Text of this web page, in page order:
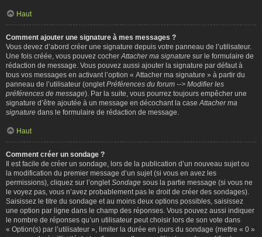
Haut
Comment ajouter une signature à mes messages ?
Vous devez d’abord créer une signature depuis votre panneau de l’utilisateur.
Une fois créée, vous pouvez cocher Attacher ma signature sur le formulaire de
rédaction de message. Vous pouvez aussi ajouter la signature par défaut à
tous vos messages en activant l’option « Attacher ma signature » à partir du
panneau de l’utilisateur (onglet Préférences du forum --> Modifier les
préférences de message). Par la suite, vous pourrez toujours empêcher une
signature d’être ajoutée à un message en décochant la case Attacher ma
signature dans le formulaire de rédaction de message.
Haut
Comment créer un sondage ?
Il est facile de créer un sondage, lors de la publication d’un nouveau sujet ou
la modification du premier message d’un sujet (si vous en avez les
permissions), cliquez sur l’onglet Sondage sous la partie message (si vous ne
le voyez pas, vous n’avez probablement pas le droit de créer des sondages).
Saisissez le titre du sondage et au moins deux options possibles, saisissez
une option par ligne dans le champ des réponses. Vous pouvez aussi indiquer
le nombre de réponses qu’un utilisateur peut choisir lors de son vote dans
« Option(s) par l’utilisateur », limiter la durée en jours du sondage (mettre « 0 »